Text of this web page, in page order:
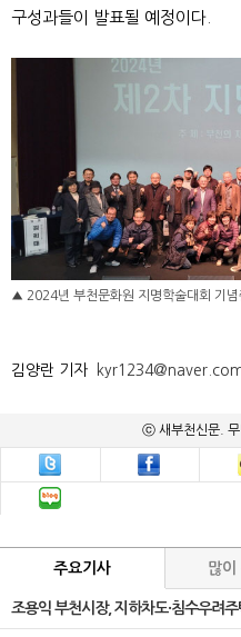
구성과들이 발표될 예정이다.
▲ 2024년 부천문화원 지명학술대회 기념
김양란 기자
ⓒ 새부천신문. 무
주요기사 많이
조용익 부천시장, 지하차도·침수우려